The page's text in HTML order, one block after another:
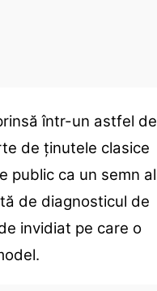
într-un astfel de
de ținutele clasice
public ca un semn al
de diagnosticul de
invidiat pe care o